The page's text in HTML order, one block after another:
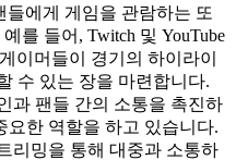
에게 게임을 관람하는 또
를 들어, Twitch 및 YouTube
이머들이 경기의 하이라이
수 있는 장을 마련합니다.
과 팬들 간의 소통을 촉진하
요한 역할을 하고 있습니다.
리밍을 통해 대중과 소통하